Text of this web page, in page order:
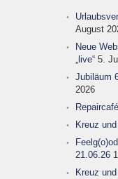
August
Neue
„live“ 5.
Jubiläum
2026
Kreuz
21.06.26
Kreuz